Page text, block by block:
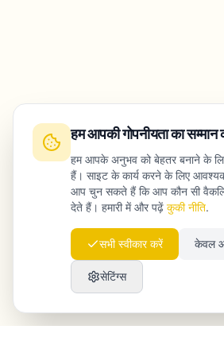
हम आपकी गोपनीयता का सम्मान
हम आपके अनुभव को बेहतर बनाने के
हैं। साइट के कार्य करने के लिए
आप चुन सकते हैं कि आप कौन सी
देते हैं। हमारी में और पढ़ें कुकी नीति.
सभी स्वीकार करें केवल
सेटिंग्स